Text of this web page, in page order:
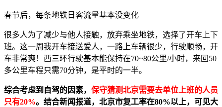
春节后，每条地铁日客流量基本没变化
很多人为了减少与他人接触，放弃乘坐地铁，选择了开车上下
班。这一周我开车接送爱人，一路上车辆很少，行驶顺畅，开
车非常爽！西三环行驶基本能保持在70~80公里/小时，来回50
多公里车程只需70分钟，是平时的一半。
综合考虑到自驾的因素， 保守猜测北京需要去单位上班的人员
只有20%。结合新闻报道，北京市复工率在80%以上，可见大